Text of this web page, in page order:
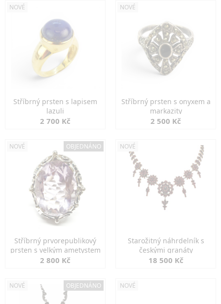
NOVÉ
Stříbrný prsten s lapisem
lazuli
2 700 Kč
NOVÉ
Stříbrný prsten s onyxem a
markazity
2 500 Kč
NOVÉ OBJEDNÁNO
Stříbrný prvorepublikový
prsten s velkým ametystem
2 800 Kč
NOVÉ
Starožitný náhrdelník s
českými granáty
18 500 Kč
NOVÉ OBJEDNÁNO NOVÉ